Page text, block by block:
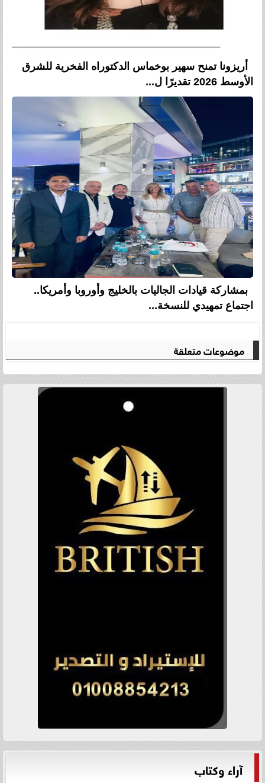
أريزونا تمنح سهير بوخماس الدكتوراه الفخرية للشرق
الأوسط 2026 تقديرًا ل...
بمشاركة قيادات الجاليات بالخليج وأوروبا وأمريكا..
اجتماع تمهيدي للنسخة...
موضوعات متعلقة
آراء وكتاب